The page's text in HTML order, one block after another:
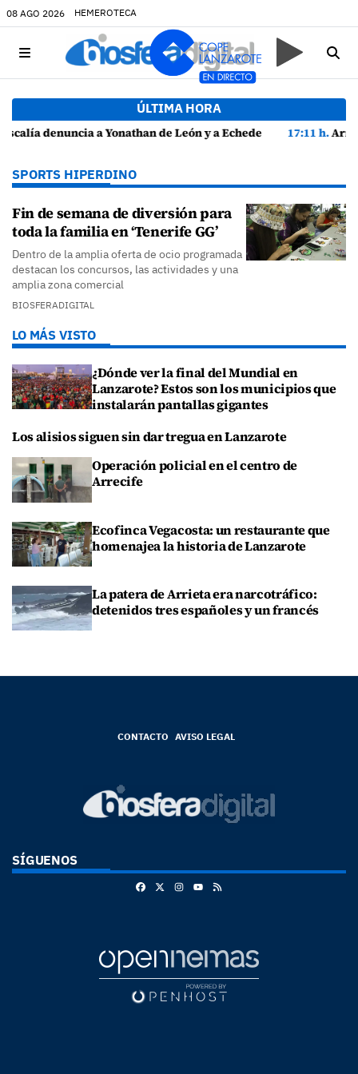
08 AGO 2026 HEMEROTECA
ÚLTIMA HORA
León y a Echedey Eugenio por presuntas anomalías en contratos festivos
17:11 h.Arrecife reabre la playa de El Reducto con
SPORTS HIPERDINO
Fin de semana de diversión para
toda la familia en ‘Tenerife GG’
Dentro de la amplia oferta de ocio programada
destacan los concursos, las actividades y una
amplia zona comercial
BIOSFERADIGITAL
LO MÁS VISTO
¿Dónde ver la final del Mundial en
Lanzarote? Estos son los municipios que
instalarán pantallas gigantes
Los alisios siguen sin dar tregua en Lanzarote
Operación policial en el centro de
Arrecife
Ecofinca Vegacosta: un restaurante que
homenajea la historia de Lanzarote
La patera de Arrieta era narcotráfico:
detenidos tres españoles y un francés
CONTACTO AVISO LEGAL
SÍGUENOS
FacebookInstagram